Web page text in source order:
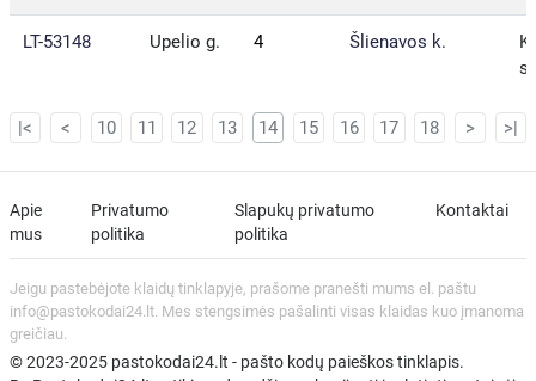
LT-53148 Upelio g. 4 Šlienavos k.
|< < 10 11 12 13 14 15 16 17 18 > >|
Apie
mus
Privatumo
politika
Slapukų privatumo
politika
Kontaktai
Jeigu pastebėjote klaidų tinklapyje, prašome pranešti mums el. paštu
info@pastokodai24.lt. Mes stengsimės pašalinti visas klaidas kuo įmanoma
greičiau.
© 2023-2025 pastokodai24.lt - pašto kodų paieškos tinklapis.